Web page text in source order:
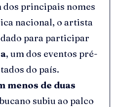
principais nomes
nacional, o artista
para participar
, um dos eventos pré-
do país.
menos de duas
subiu ao palco